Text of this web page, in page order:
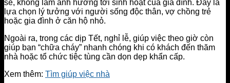
sẽ, không làm ảnh hưởng tới sinh hoạt của gia đình. Đây là
lựa chọn lý tưởng với người sống độc thân, vợ chồng trẻ
hoặc gia đình ở căn hộ nhỏ.
Ngoài ra, trong các dịp Tết, nghỉ lễ, giúp việc theo giờ còn
giúp bạn “chữa cháy” nhanh chóng khi có khách đến thăm
nhà hoặc tổ chức tiệc tùng cần dọn dẹp khẩn cấp.
Xem thêm: Tìm giúp việc nhà